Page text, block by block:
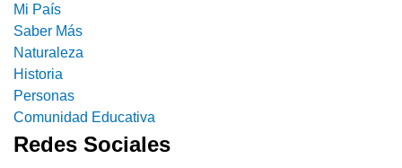
Mi País
Saber Más
Naturaleza
Historia
Personas
Comunidad Educativa
Redes Sociales